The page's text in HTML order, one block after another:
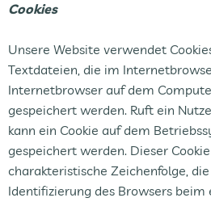
Cookies
Unsere Website verwendet
Textdateien, die im
Internetbrowser auf dem
gespeichert werden. Ruft ein
kann ein Cookie auf dem
gespeichert werden. Dieser
charakteristische Zeichenfolge,
Identifizierung des Browsers